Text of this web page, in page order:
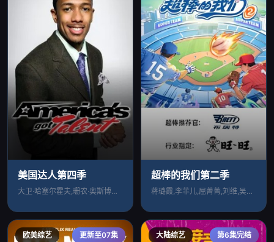
美国达人第四季
大卫·哈塞尔霍夫,珊农·奥斯博内,皮尔斯
超棒的我们第二季​
蒋璐霞,李菲儿,屈菁菁,刘维,吴俊霆,赵
欧美综艺 更新至07集 大陆综艺 第6集完结